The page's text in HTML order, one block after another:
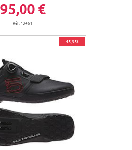
95,00 €
Réf. 13461
-45,95€